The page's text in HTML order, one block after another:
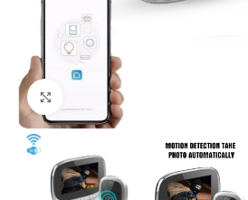
Click to enlarge